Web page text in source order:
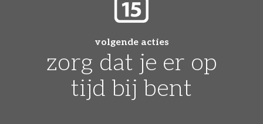
volgende acties
zorg dat je er op
tijd bij bent